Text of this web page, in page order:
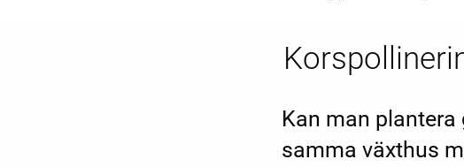
Kan man
samma växthus